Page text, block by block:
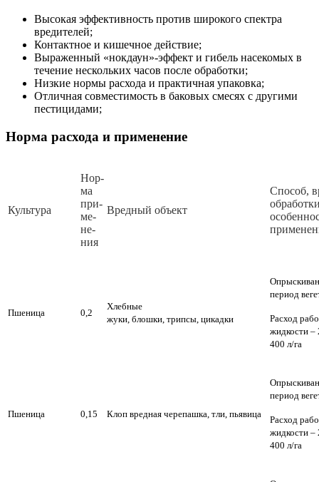
Высокая эффективность против широкого спектра
вредителей;
Контактное и кишечное действие;
Выраженный «нокдаун»-эффект и гибель насекомых в
течение нескольких часов после обработки;
Низкие нормы расхода и практичная упаковка;
Отличная совместимость в баковых смесях с другими
пестицидами;
Норма расхода и применение
Куль­ту­ра
Нор­
ма
при­
ме­
не­
ния
Вред­ный объ­ект
Спо­соб,
Пшеница 0,2
Хлебные
жуки, блошки, трипсы, цикадки
период
Расход
жидкости –
400 л/га
Пшеница 0,15 Клоп вредная черепашка, тли, пьявица
период
Расход
жидкости –
400 л/га